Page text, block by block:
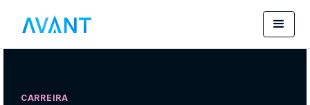
CARREIRA